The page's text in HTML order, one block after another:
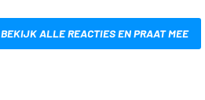
BEKIJK ALLE REACTIES EN PRAAT MEE